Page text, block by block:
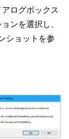
ログボックス
ンを選択し、
ショットを参